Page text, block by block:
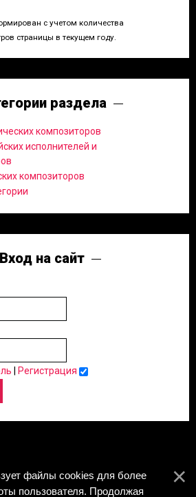
с учетом количества
страницы в текущем году.
раздела
композиторов
исполнителей и
композиторов
Вход на сайт
Регистрация
файлы cookies для более
пользователя. Продолжая